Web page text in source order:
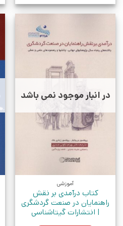
در انبار موجود نمی باشد
آموزشی
کتاب درآمدی بر نقش
راهنمایان در صنعت گردشگری
| انتشارات گیتاشناسی